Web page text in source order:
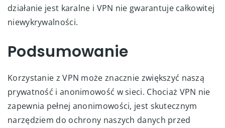
działanie jest karalne i VPN nie gwarantuje całkowitej
niewykrywalności.
Podsumowanie
Korzystanie z VPN może znacznie zwiększyć naszą
prywatność i anonimowość w sieci. Chociaż VPN nie
zapewnia pełnej anonimowości, jest skutecznym
narzędziem do ochrony naszych danych przed